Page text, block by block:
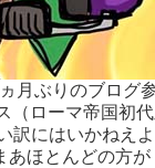
月ぶりのブロ
（ローマ帝国初
訳にはいかねえ
ほとんどの方